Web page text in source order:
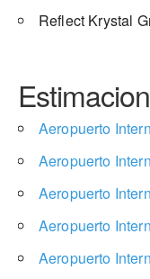
Reflect Krystal
Aeropuerto
Aeropuerto
Aeropuerto
Aeropuerto
Aeropuerto